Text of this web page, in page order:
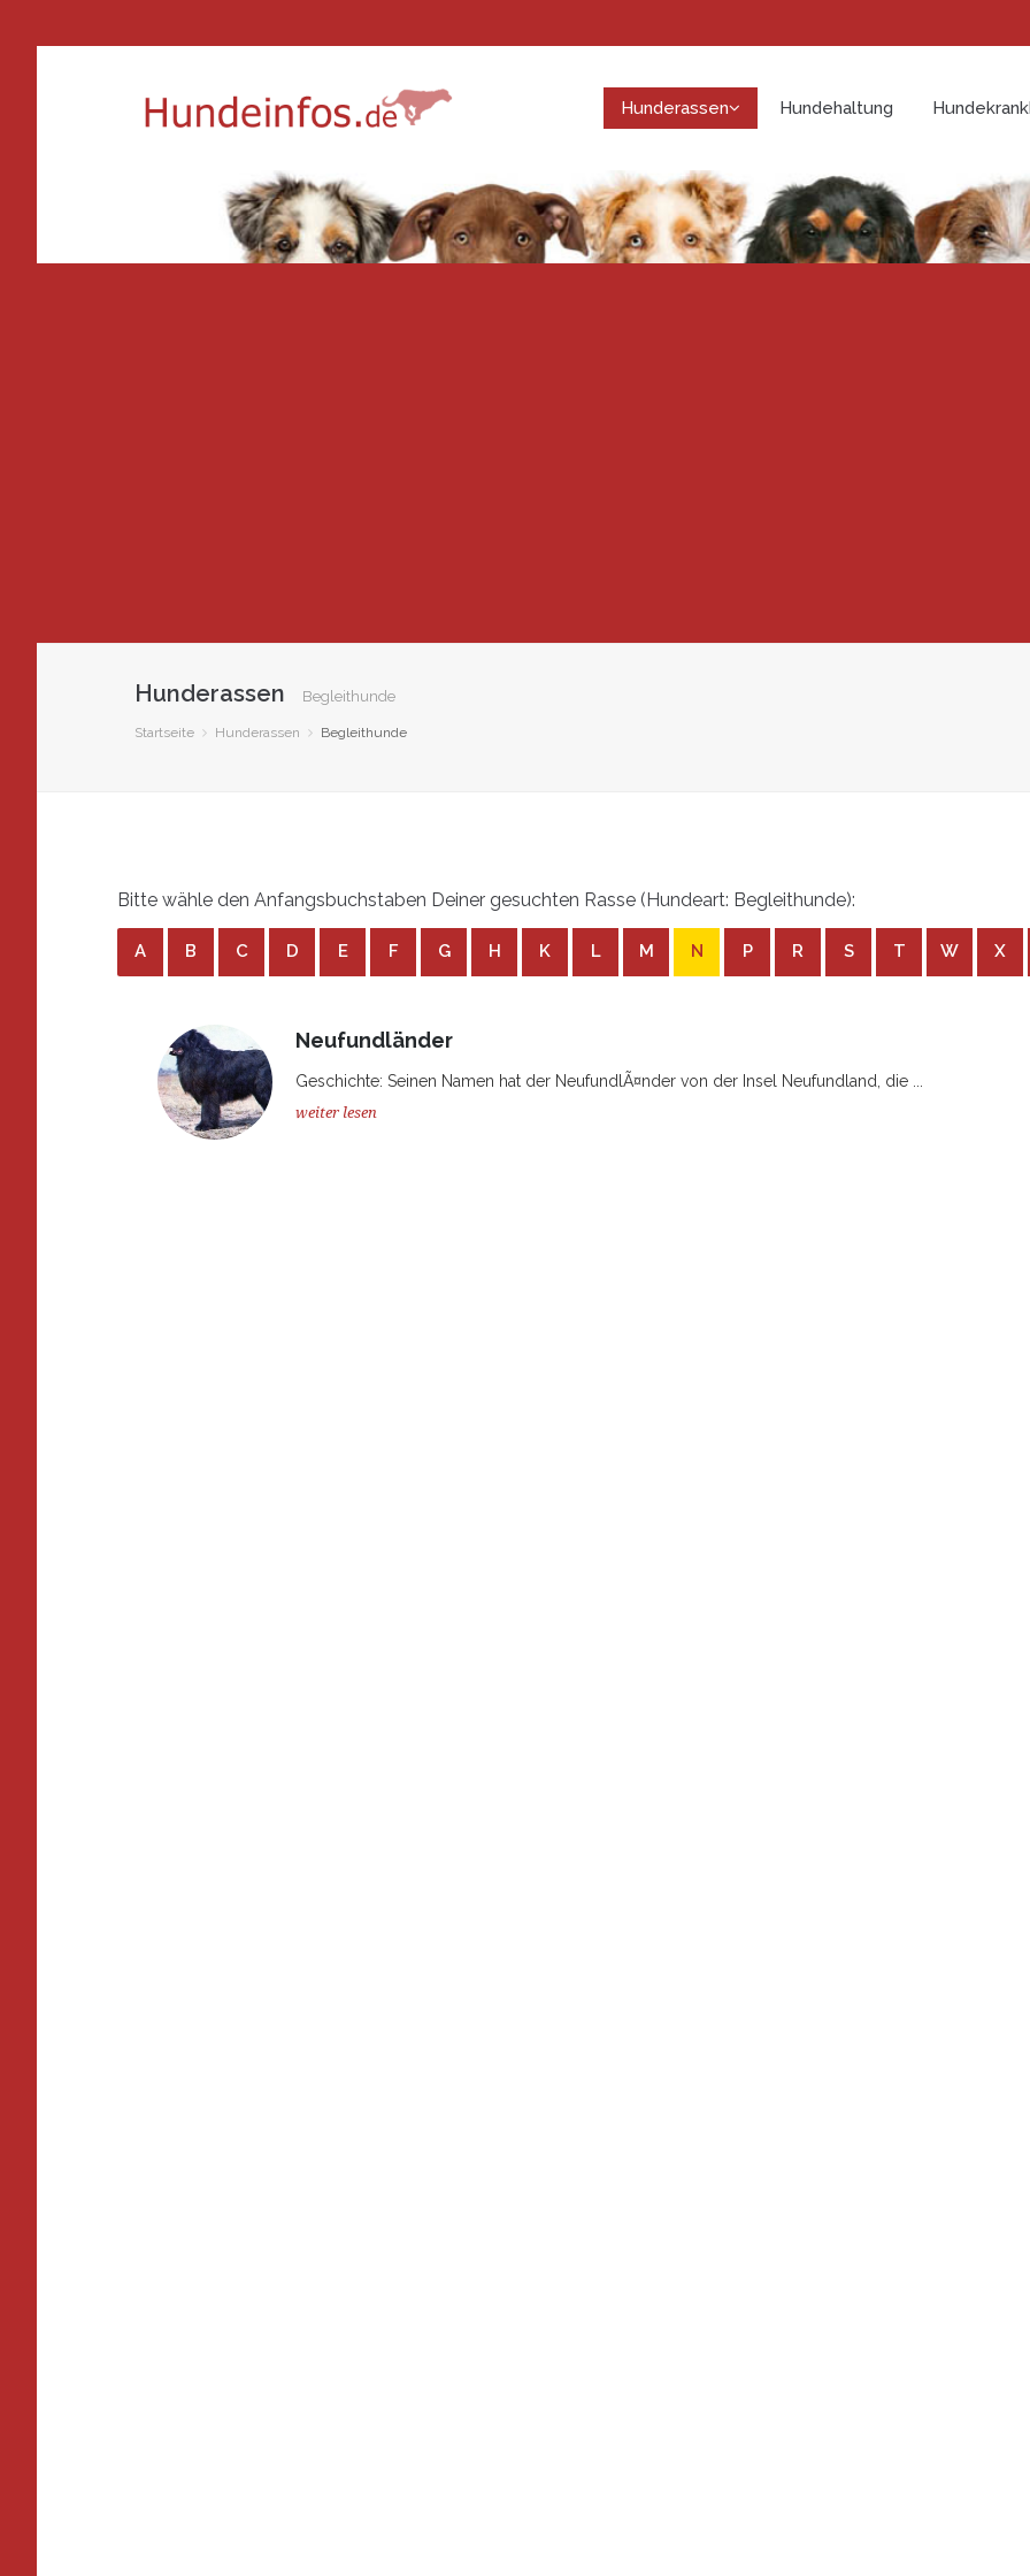
Hunderassen Hundehaltung
Hunderassen Begleithunde
Startseite Hunderassen Begleithunde
Bitte wähle den Anfangsbuchstaben Deiner gesuchten Rasse (Hundeart: Begleithunde):
A B C D E F G H K L M N P R S T W X
Neufundländer
Geschichte: Seinen Namen hat der NeufundlÃ¤nder von der Insel Neufundland, die ...
weiter lesen